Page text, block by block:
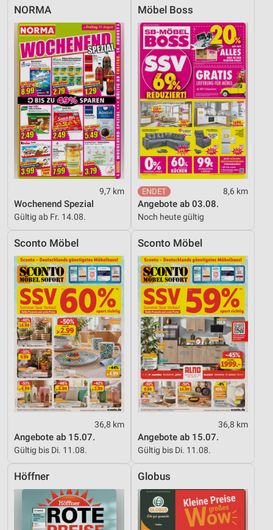
NORMA
9,7 km
Wochenend Spezial
Gültig ab Fr. 14.08.
Möbel Boss
8,6 km
Angebote ab 03.08.
Noch heute gültig
Sconto Möbel
36,8 km
Angebote ab 15.07.
Gültig bis Di. 11.08.
Sconto Möbel
36,8 km
Angebote ab 15.07.
Gültig bis Di. 11.08.
Höffner Globus